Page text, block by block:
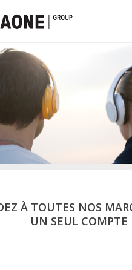
À TOUTES NOS
UN SEUL COMPTE